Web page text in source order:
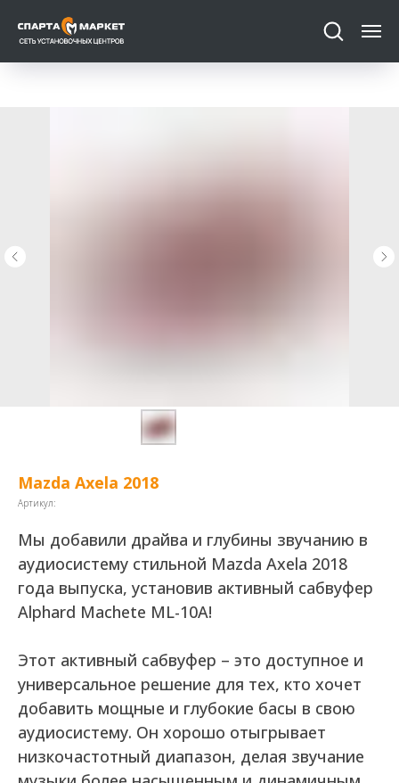
Mazda Axela 2018
Артикул:
Мы добавили драйва и глубины звучанию в
аудиосистему стильной Mazda Axela 2018
года выпуска, установив активный сабвуфер
Alphard Machete ML-10A!
Этот активный сабвуфер – это доступное и
универсальное решение для тех, кто хочет
добавить мощные и глубокие басы в свою
аудиосистему. Он хорошо отыгрывает
низкочастотный диапазон, делая звучание